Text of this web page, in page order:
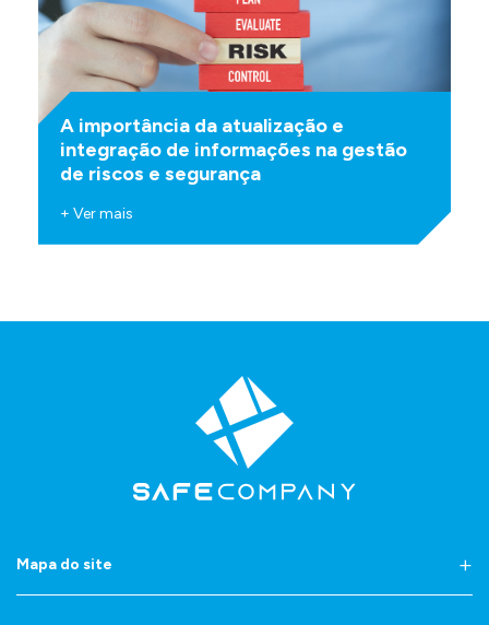
A importância da atualização e
integração de informações na gestão
de riscos e segurança
+ Ver mais
Mapa do site